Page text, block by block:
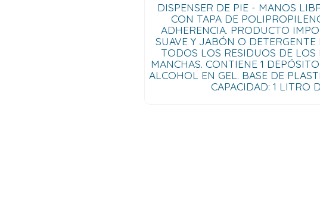
DISPENSER DE PIE - MANOS
CON TAPA DE
ADHERENCIA. PRODUCTO
SUAVE Y JABÓN O
TODOS LOS RESIDUOS DE LOS
MANCHAS. CONTIENE 1
ALCOHOL EN GEL. BASE DE
CAPACIDAD: 1 LITRO